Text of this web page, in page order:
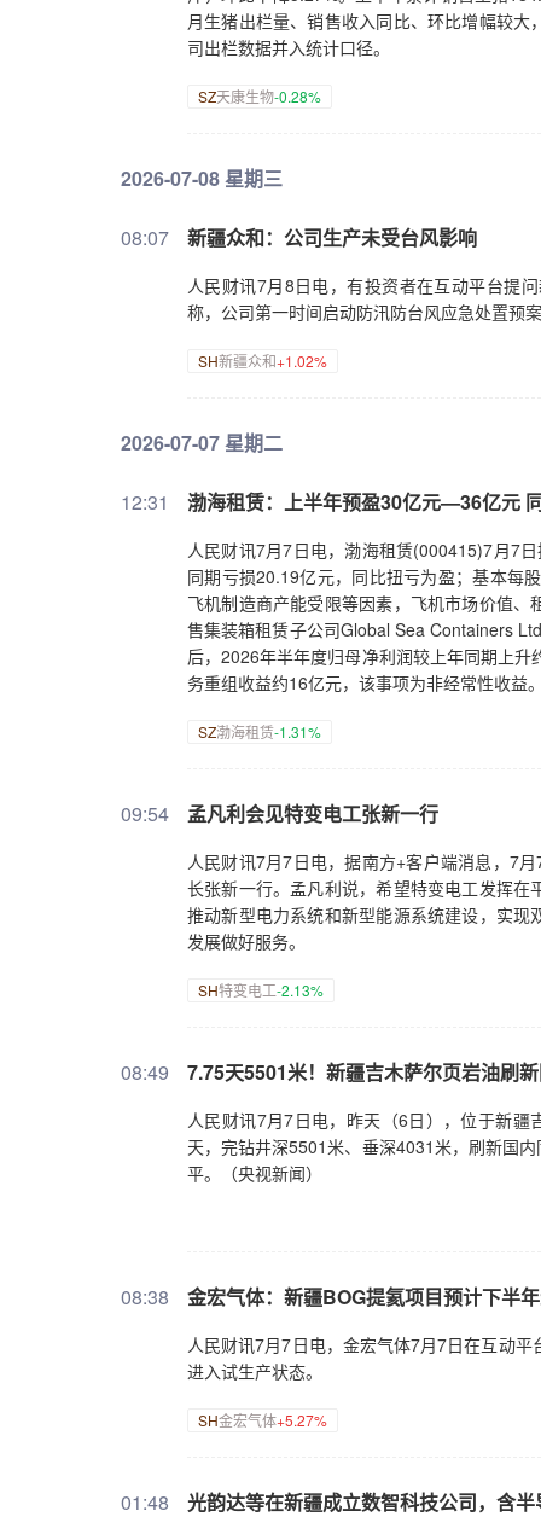
月生猪出栏量、销售收入同比、环比增幅较
司出栏数据并入统计口径。
SZ天康生物-0.28%
2026-07-08 星期三
08:07 新疆众和：公司生产未受台风影响
人民财讯7月8日电，有投资者在互动平台提
称，公司第一时间启动防汛防台风应急处置预
SH新疆众和+1.02%
2026-07-07 星期二
12:31 渤海租赁：上半年预盈30亿元—36亿元
人民财讯7月7日电，渤海租赁(000415)7月7
同期亏损20.19亿元，同比扭亏为盈；基本每
飞机制造商产能受限等因素，飞机市场价值
售集装箱租赁子公司Global Sea Containers
后，2026年半年度归母净利润较上年同期上
务重组收益约16亿元，该事项为非经常性收益
SZ渤海租赁-1.31%
09:54 孟凡利会见特变电工张新一行
人民财讯7月7日电，据南方+客户端消息，7
长张新一行。孟凡利说，希望特变电工发挥
推动新型电力系统和新型能源系统建设，实
发展做好服务。
SH特变电工-2.13%
08:49 7.75天5501米！新疆吉木萨尔页岩油刷
人民财讯7月7日电，昨天（6日），位于新
天，完钻井深5501米、垂深4031米，刷新国
平。（央视新闻）
08:38 金宏气体：新疆BOG提氦项目预计下半
人民财讯7月7日电，金宏气体7月7日在互动
进入试生产状态。
SH金宏气体+5.27%
01:48 光韵达等在新疆成立数智科技公司，含